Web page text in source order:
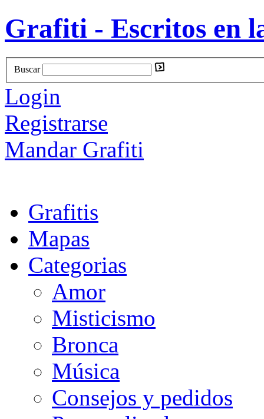
Grafiti - Escritos en
Buscar
Login
Registrarse
Mandar Grafiti
Grafitis
Mapas
Categorias
Amor
Misticismo
Bronca
Música
Consejos y pedidos